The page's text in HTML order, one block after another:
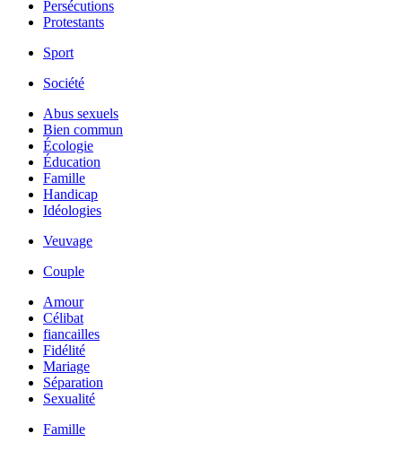
Persécutions
Protestants
Sport
Société
Abus sexuels
Bien commun
Écologie
Éducation
Famille
Handicap
Idéologies
Veuvage
Couple
Amour
Célibat
fiancailles
Fidélité
Mariage
Séparation
Sexualité
Famille